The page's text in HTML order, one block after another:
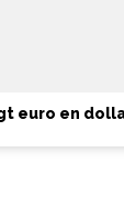
euro en